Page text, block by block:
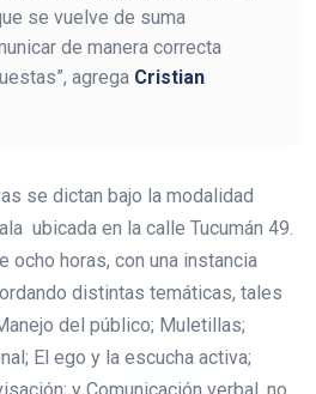
se vuelve de suma
de manera correcta
agrega Cristian
se dictan bajo la modalidad
ubicada en la calle Tucumán 49.
ocho horas, con una instancia
distintas temáticas, tales
del público; Muletillas;
El ego y la escucha activa;